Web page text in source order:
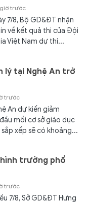
giờ trước
7/8, Bộ GD&ĐT nhận
về kết quả thi của Đội
Việt Nam dự thi...
lý tại Nghệ An trở
trước
An dự kiến giảm
mối cơ sở giáo dục
xếp sẽ có khoảng...
hình trường phổ
trước
7/8, Sở GD&ĐT Hưng